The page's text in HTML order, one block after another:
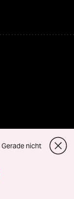
Gerade nicht